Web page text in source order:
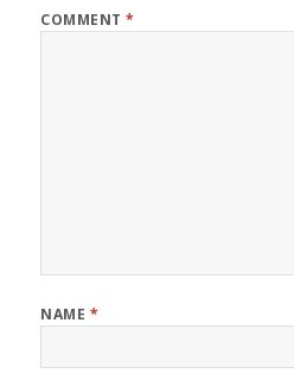
COMMENT*
NAME *